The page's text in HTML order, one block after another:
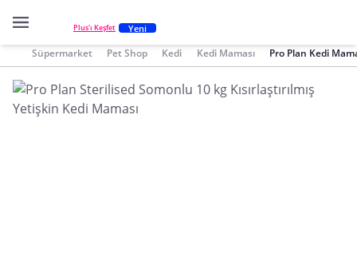
Plus'ı Keşfet Yeni
Süpermarket Pet Shop Kedi Kedi Maması Pro Plan Kedi